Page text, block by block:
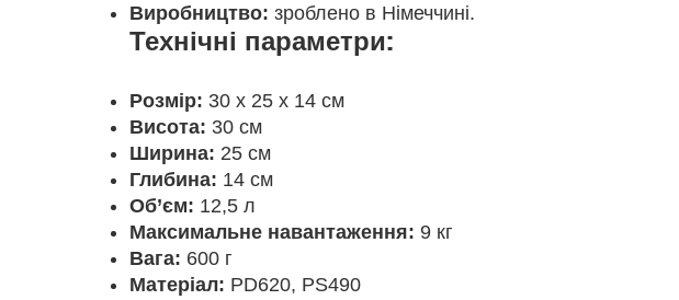
Виробництво: зроблено в Німеччині.
Технічні параметри:
Розмір: 30 x 25 x 14 см
Висота: 30 см
Ширина: 25 см
Глибина: 14 см
Об’єм: 12,5 л
Максимальне навантаження: 9 кг
Вага: 600 г
Матеріал: PD620, PS490